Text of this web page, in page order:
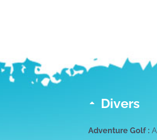
Divers
Adventure Golf :